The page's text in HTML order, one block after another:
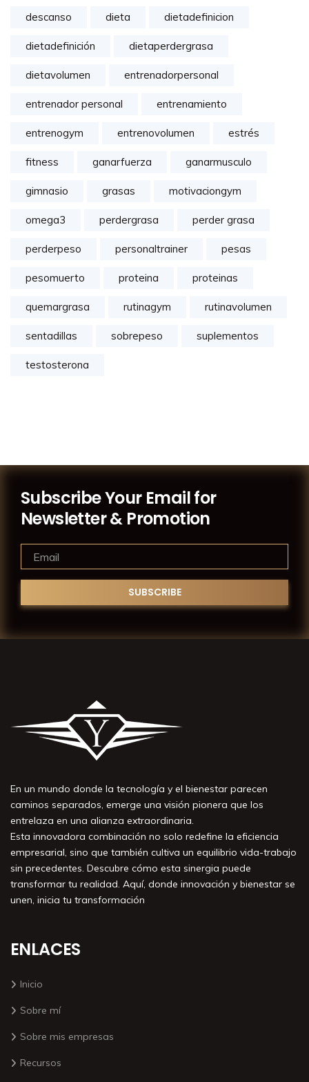
descanso dieta dietadefinicion
dietadefinición dietaperdergrasa
dietavolumen entrenadorpersonal
entrenador personal entrenamiento
entrenogym entrenovolumen estrés
fitness ganarfuerza ganarmusculo
gimnasio grasas motivaciongym
omega3 perdergrasa perder grasa
perderpeso personaltrainer pesas
pesomuerto proteina proteinas
quemargrasa rutinagym rutinavolumen
sentadillas sobrepeso suplementos
testosterona
Subscribe Your Email for
Newsletter & Promotion
En un mundo donde la tecnología y el bienestar parecen
caminos separados, emerge una visión pionera que los
entrelaza en una alianza extraordinaria.
Esta innovadora combinación no solo redefine la eficiencia
empresarial, sino que también cultiva un equilibrio vida-trabajo
sin precedentes. Descubre cómo esta sinergia puede
transformar tu realidad. Aquí, donde innovación y bienestar se
unen, inicia tu transformación
ENLACES
Inicio
Sobre mí
Sobre mis empresas
Recursos